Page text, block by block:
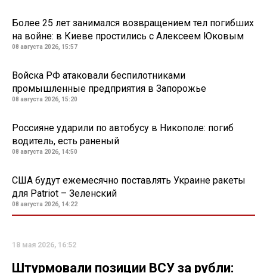
Более 25 лет занимался возвращением тел погибших
на войне: в Киеве простились с Алексеем Юковым
08 августа 2026, 15:57
Войска РФ атаковали беспилотниками
промышленные предприятия в Запорожье
08 августа 2026, 15:20
Россияне ударили по автобусу в Никополе: погиб
водитель, есть раненый
08 августа 2026, 14:50
США будут ежемесячно поставлять Украине ракеты
для Patriot – Зеленский
08 августа 2026, 14:22
18 мая 2026, 16:52
Штурмовали позиции ВСУ за рубли: